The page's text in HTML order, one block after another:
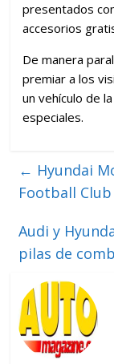
presentados
accesorios
De manera
premiar a los
un vehículo de
especiales.
← Hyundai
Football Club
Audi y
pilas de